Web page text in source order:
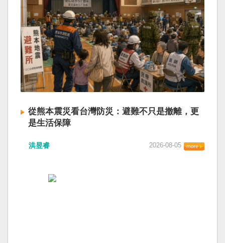
從熊本震災看台灣防災：避難不只是撤離，更
是生活保障
洪昱睿 2026-08-05